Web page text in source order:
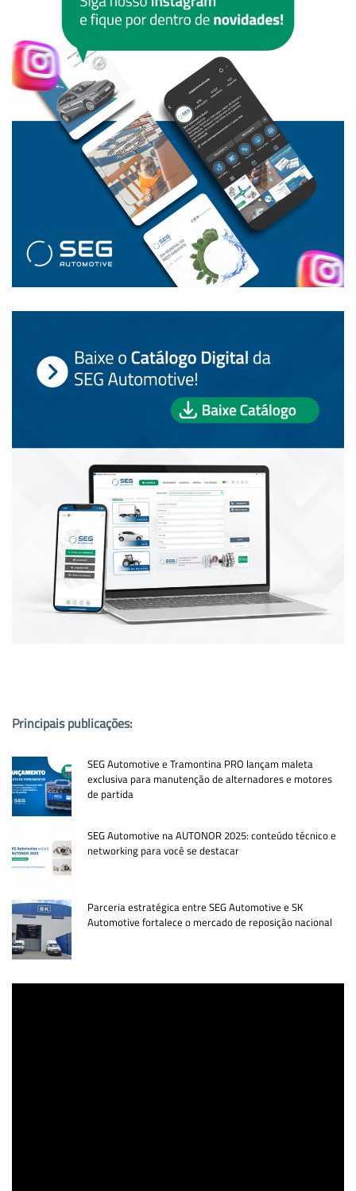
Principais publicações:
SEG Automotive e Tramontina PRO lançam maleta
exclusiva para manutenção de alternadores e motores
de partida
SEG Automotive na AUTONOR 2025: conteúdo técnico e
networking para você se destacar
Parceria estratégica entre SEG Automotive e SK
Automotive fortalece o mercado de reposição nacional